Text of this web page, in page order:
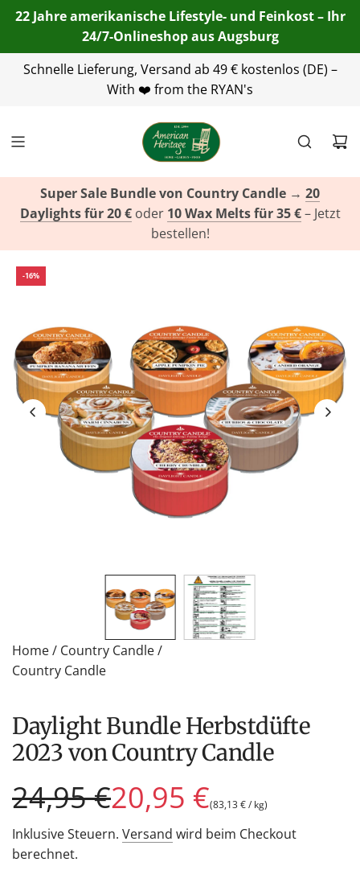
22 Jahre amerikanische Lifestyle- und Feinkost – Ihr
24/7-Onlineshop aus Augsburg
Schnelle Lieferung, Versand ab 49 € kostenlos (DE) –
With ❤️ from the RYAN's
Telefon:+49(0)821 455 254 00 | E-Mail:info@american-
heritage.de| WhatsApp:+49(0)151 116 719 10
Super Sale Bundle von Country Candle → 20
Daylights für 20 €oder 10 Wax Melts für 35 €– Jetzt
bestellen!
-16%
Home/ Country Candle/
Country Candle
Daylight Bundle Herbstdüfte
2023 von Country Candle
Sonderpreis
24,95 €
Regulärer
Preis
20,95 €(83,13 €/ kg)
Inklusive Steuern. Versand wird beim Checkout
berechnet.